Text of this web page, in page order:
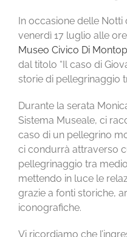
In occasione delle Notti
venerdì 17 luglio alle
Museo Civico Di
dal titolo “Il caso di
storie di pellegrinaggio
Durante la serata
Sistema Museale, ci
caso di un pellegrino
ci condurrà attraverso
pellegrinaggio tra
mettendo in luce le
grazie a fonti storiche,
iconografiche.
Vi ricordiamo che